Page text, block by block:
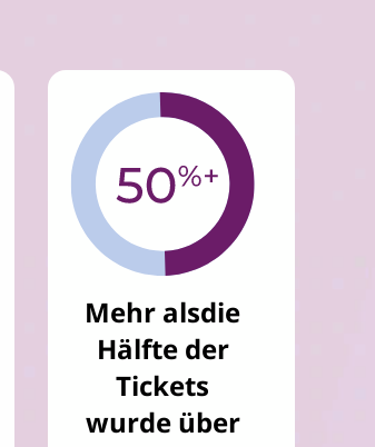
Mehr alsdie
Hälfte der
Tickets
wurde über